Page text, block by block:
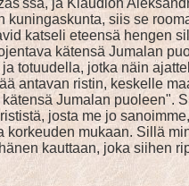
ja Klaudion
siis se
katseli eteensä hengen
kätensä Jumalan
totuudella, jotka näin
antavan ristin, keskelle
Jumalan puoleen".
josta me jo
mukaan. Sillä
kauttaan, joka siihen